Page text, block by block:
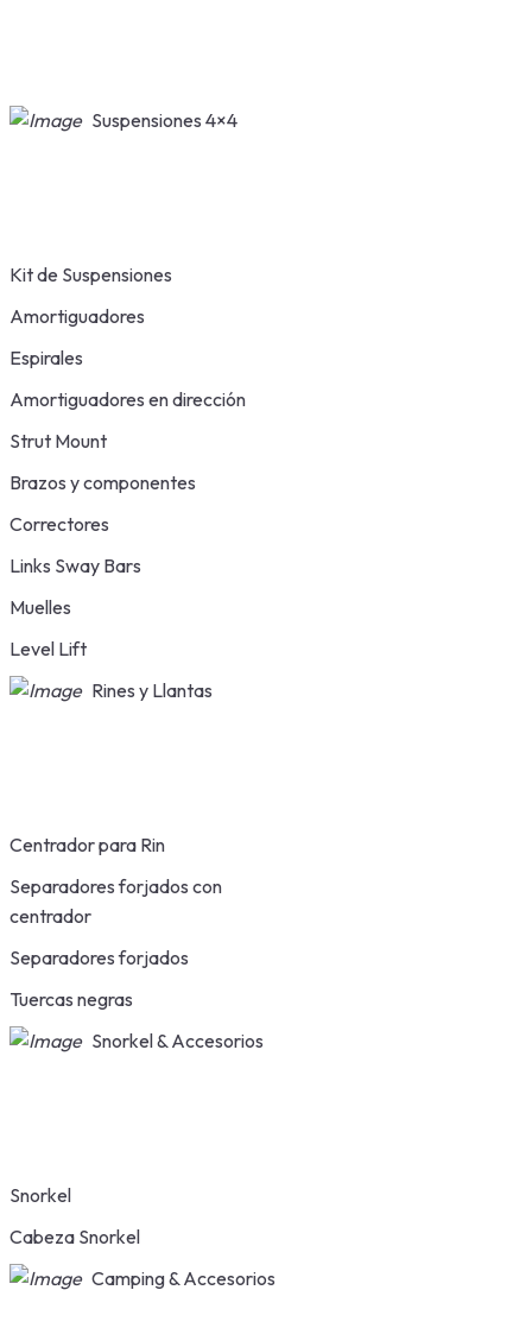
Suspensiones 4×4
Kit de Suspensiones
Amortiguadores
Espirales
Amortiguadores en dirección
Strut Mount
Brazos y componentes
Correctores
Links Sway Bars
Muelles
Level Lift
Rines y Llantas
Centrador para Rin
Separadores forjados con
centrador
Separadores forjados
Tuercas negras
Snorkel & Accesorios
Snorkel
Cabeza Snorkel
Camping & Accesorios